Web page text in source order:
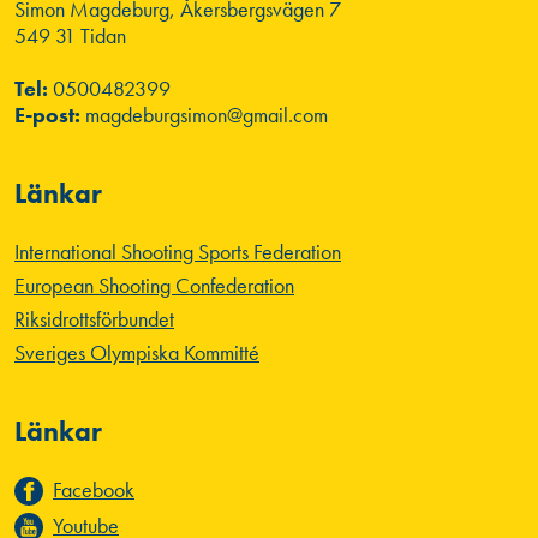
Simon Magdeburg, Åkersbergsvägen 7
549 31 Tidan
Tel: 0500482399
E-post: magdeburgsimon@gmail.com
Länkar
International Shooting Sports Federation
European Shooting Confederation
Riksidrottsförbundet
Sveriges Olympiska Kommitté
Länkar
Facebook
Youtube